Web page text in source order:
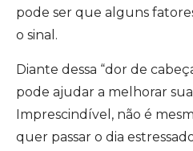
pode ser que alguns
o sinal.
Diante dessa “dor de
pode ajudar a melhorar
Imprescindível, não é
quer passar o dia